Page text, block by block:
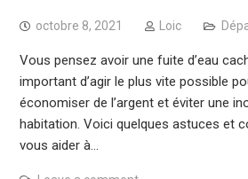
octobre 8, 2021 Loic
Vous pensez avoir une fuite d’eau
important d’agir le plus vite possible
économiser de l’argent et éviter une
habitation. Voici quelques astuces et
vous aider à…